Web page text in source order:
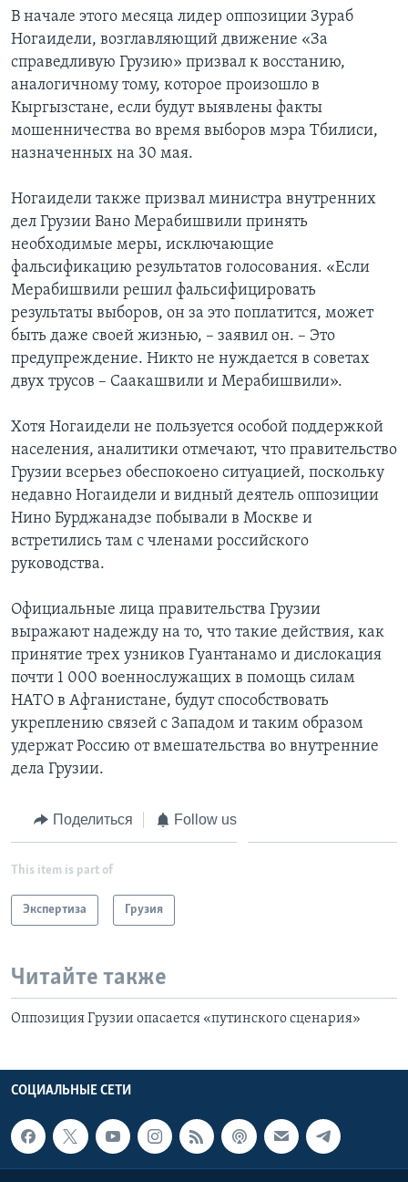
В начале этого месяца лидер оппозиции Зураб
Ногаидели, возглавляющий движение «За
справедливую Грузию» призвал к восстанию,
аналогичному тому, которое произошло в
Кыргызстане, если будут выявлены факты
мошенничества во время выборов мэра Тбилиси,
назначенных на 30 мая.
Ногаидели также призвал министра внутренних
дел Грузии Вано Мерабишвили принять
необходимые меры, исключающие
фальсификацию результатов голосования. «Если
Мерабишвили решил фальсифицировать
результаты выборов, он за это поплатится, может
быть даже своей жизнью, – заявил он. – Это
предупреждение. Никто не нуждается в советах
двух трусов – Саакашвили и Мерабишвили».
Хотя Ногаидели не пользуется особой поддержкой
населения, аналитики отмечают, что правительство
Грузии всерьез обеспокоено ситуацией, поскольку
недавно Ногаидели и видный деятель оппозиции
Нино Бурджанадзе побывали в Москве и
встретились там с членами российского
руководства.
Официальные лица правительства Грузии
выражают надежду на то, что такие действия, как
принятие трех узников Гуантанамо и дислокация
почти 1 000 военнослужащих в помощь силам
НАТО в Афганистане, будут способствовать
укреплению связей с Западом и таким образом
удержат Россию от вмешательства во внутренние
дела Грузии.
Поделиться Follow us
This item is part of
Экспертиза Грузия
Читайте также
Оппозиция Грузии опасается «путинского сценария»
СОЦИАЛЬНЫЕ СЕТИ